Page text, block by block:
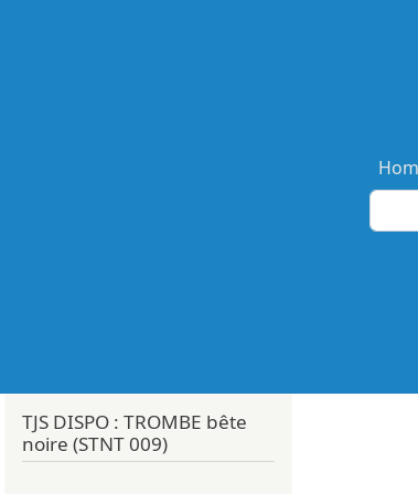
TJS DISPO : TROMBE bête
noire (STNT 009)